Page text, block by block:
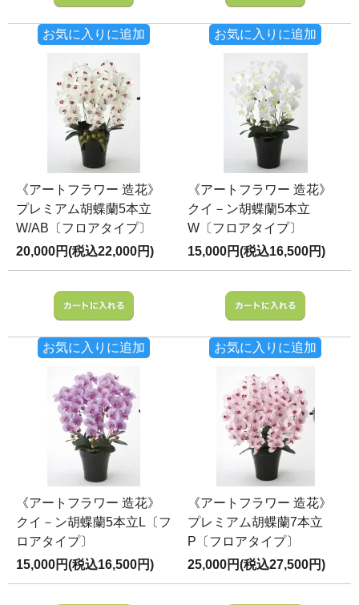
お気に入りに追加 お気に入りに追加
《アートフラワー 造花》
プレミアム胡蝶蘭5本立
W/AB〔フロアタイプ〕
20,000円(税込22,000円)
お気に入りに追加
《アートフラワー 造花》
クイ－ン胡蝶蘭5本立
W〔フロアタイプ〕
15,000円(税込16,500円)
お気に入りに追加
《アートフラワー 造花》
クイ－ン胡蝶蘭5本立L〔フ
ロアタイプ〕
15,000円(税込16,500円)
《アートフラワー 造花》
プレミアム胡蝶蘭7本立
P〔フロアタイプ〕
25,000円(税込27,500円)